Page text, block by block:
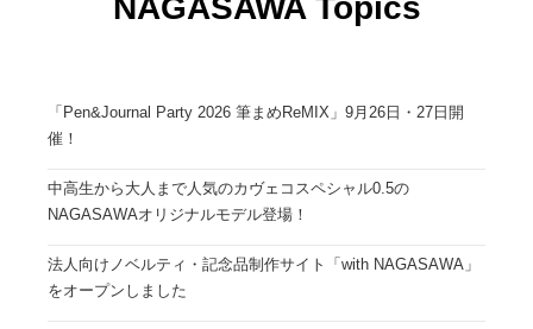
NAGASAWA Topics
「Pen&Journal Party 2026 筆まめReMIX」9月26日・27日開
催！
中高生から大人まで人気のカヴェコスペシャル0.5の
NAGASAWAオリジナルモデル登場！
法人向けノベルティ・記念品制作サイト「with NAGASAWA」
をオープンしました